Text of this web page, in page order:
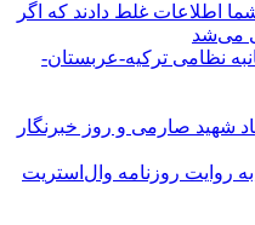
اطلاعات غلط دادند که اگر
می‌شد
نظامی ترکیه-عربستان-
شهید صارمی و روز خبرنگار
روایت روزنامه وال‌استریت